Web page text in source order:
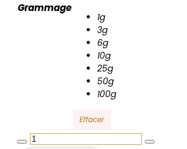
Grammage
1g
3g
6g
10g
25g
50g
100g
Effacer
quantité